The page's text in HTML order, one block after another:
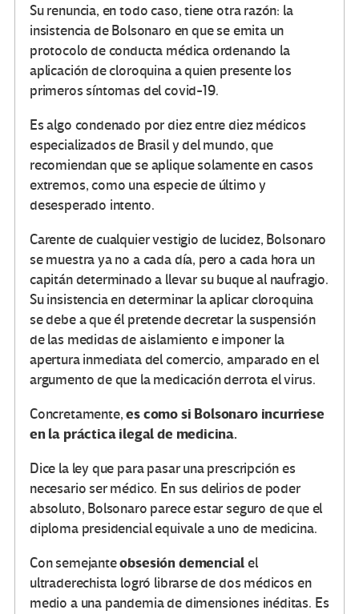
Su renuncia, en todo caso, tiene otra razón: la
insistencia de Bolsonaro en que se emita un
protocolo de conducta médica ordenando la
aplicación de cloroquina a quien presente los
primeros síntomas del covid-19.
Es algo condenado por diez entre diez médicos
especializados de Brasil y del mundo, que
recomiendan que se aplique solamente en casos
extremos, como una especie de último y
desesperado intento.
Carente de cualquier vestigio de lucidez, Bolsonaro
se muestra ya no a cada día, pero a cada hora un
capitán determinado a llevar su buque al naufragio.
Su insistencia en determinar la aplicar cloroquina
se debe a que él pretende decretar la suspensión
de las medidas de aislamiento e imponer la
apertura inmediata del comercio, amparado en el
argumento de que la medicación derrota el virus.
Concretamente,es como si Bolsonaro incurriese
en la práctica ilegal de medicina.
Dice la ley que para pasar una prescripción es
necesario ser médico. En sus delirios de poder
absoluto, Bolsonaro parece estar seguro de que el
diploma presidencial equivale a uno de medicina.
Con semejanteobsesión demencialel
ultraderechista logró librarse de dos médicos en
medio a una pandemia de dimensiones inéditas. Es